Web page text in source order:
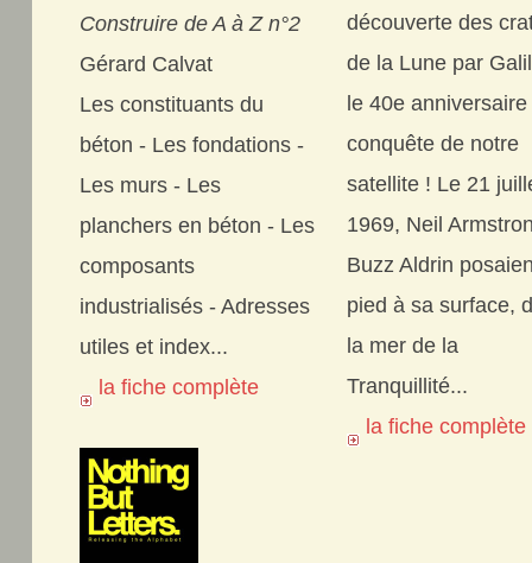
Construire de A à Z n°2
Gérard Calvat
Les constituants du
béton - Les fondations -
Les murs - Les
planchers en béton - Les
composants
industrialisés - Adresses
utiles et index...
la fiche complète
découverte des
de la Lune par
le 40e
conquête de notre
satellite ! Le 21
1969, Neil
Buzz Aldrin
pied à sa surface,
la mer de la
Tranquillité...
la fiche complète